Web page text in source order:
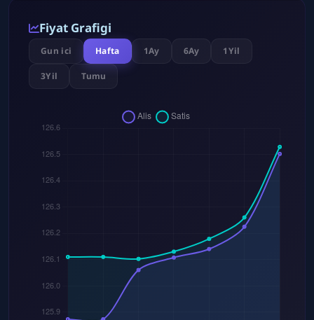
Fiyat Grafigi
Gun ici Hafta 1Ay 6Ay 1Yil
3Yil Tumu